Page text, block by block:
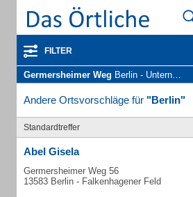
FILTER
Germersheimer Weg Berlin - Unternehmen und Personen
Andere Ortsvorschläge für "Berlin"
Standardtreffer
Abel Gisela
Germersheimer Weg 56
13583 Berlin - Falkenhagener Feld